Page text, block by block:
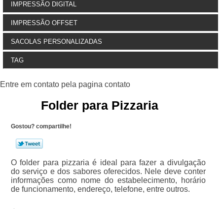
IMPRESSÃO DIGITAL
IMPRESSÃO OFFSET
SACOLAS PERSONALIZADAS
TAG
Folder para Pizzaria
Gostou? compartilhe!
O folder para pizzaria é ideal para fazer a divulgação
do serviço e dos sabores oferecidos. Nele deve conter
informações como nome do estabelecimento, horário
de funcionamento, endereço, telefone, entre outros.